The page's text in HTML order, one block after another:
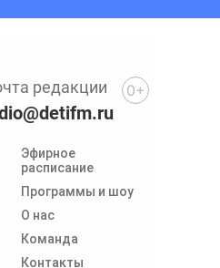
Эфирное
расписание
Программы и шоу
О нас
Команда
Контакты
редакции 0+